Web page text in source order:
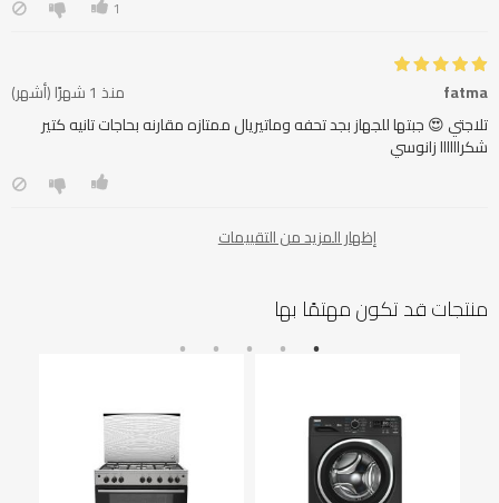
1
fatma
منذ 1 شهرًا (أشهر)
شكراااااا زانوسي
إظهار المزيد من التقييمات
منتجات قد تكون مهتمًا بها